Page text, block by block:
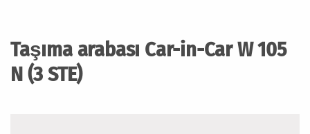
Taşıma arabası Car-in-Car W 105
N (3 STE)
git